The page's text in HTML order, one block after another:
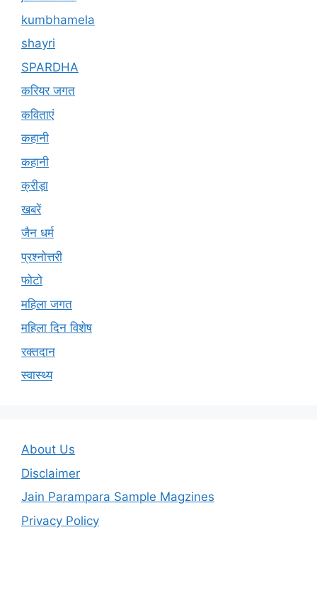
kumbhamela
shayri
SPARDHA
करियर जगत
कविताएं
कहानी
कहानी
क्रीड़ा
खबरें
जैन धर्म
प्रश्नोत्तरी
फोटो
महिला जगत
महिला दिन विशेष
रक्तदान
स्वास्थ्य
About Us
Disclaimer
Jain Parampara Sample Magzines
Privacy Policy